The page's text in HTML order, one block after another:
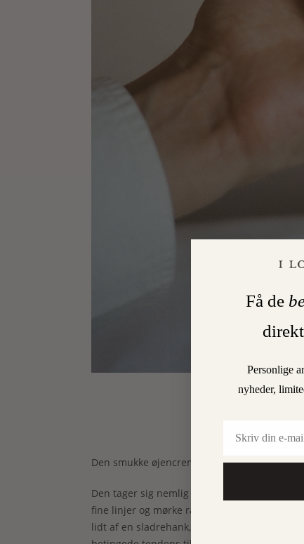
Den smukke øjencreme fra Lesse,
Den tager sig nemlig af tre af de mest
fine linjer og mørke rande. Huden omkring
lidt af en sladrehank, når det kommer til
Få de
Personlige
nyheder,